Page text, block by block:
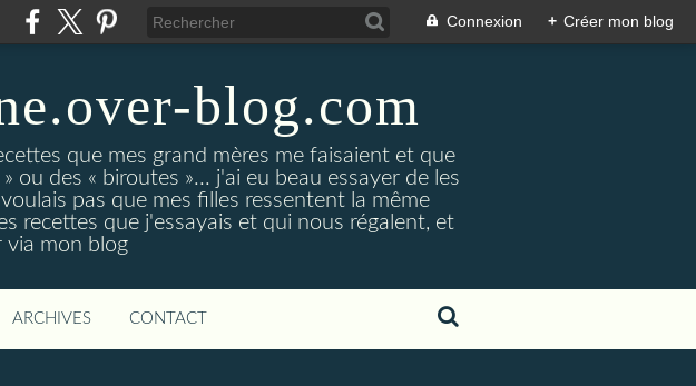
Connexion + Créer mon blog
blog.com
que mes grand mères me faisaient et que
des « biroutes »... j'ai eu beau essayer de les
pas que mes filles ressentent la même
recettes que j'essayais et qui nous régalent, et
via mon blog
ARCHIVES CONTACT